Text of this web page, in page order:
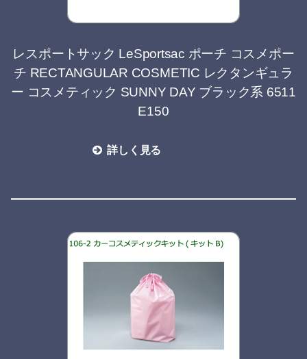
レスポートサック LeSportsac ポーチ コスメポー
チ RECTANGULAR COSMETIC レクタンギュラ
ー コスメティック SUNNY DAY ブラック系 6511
E150
詳しく見る